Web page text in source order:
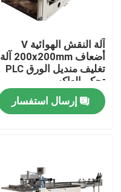
اتصل بنا
أخبار
آلة مناديل الوجه
آلة النقش الهوائية V
أضعاف 200x200mm آلة
تغليف منديل الورق PLC
تحكم العاكس
إرسال استفسار